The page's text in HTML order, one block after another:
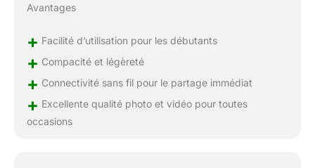
Avantages
+ Facilité d’utilisation pour les débutants
+ Compacité et légèreté
+ Connectivité sans fil pour le partage immédiat
+ Excellente qualité photo et vidéo pour toutes
occasions